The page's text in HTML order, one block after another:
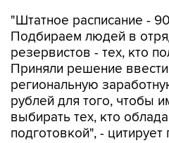
"Штатное расписание -
Подбираем людей в
резервистов - тех, кто
Приняли решение
региональную
рублей для того, чтобы
выбирать тех, кто
подготовкой", - цитирует